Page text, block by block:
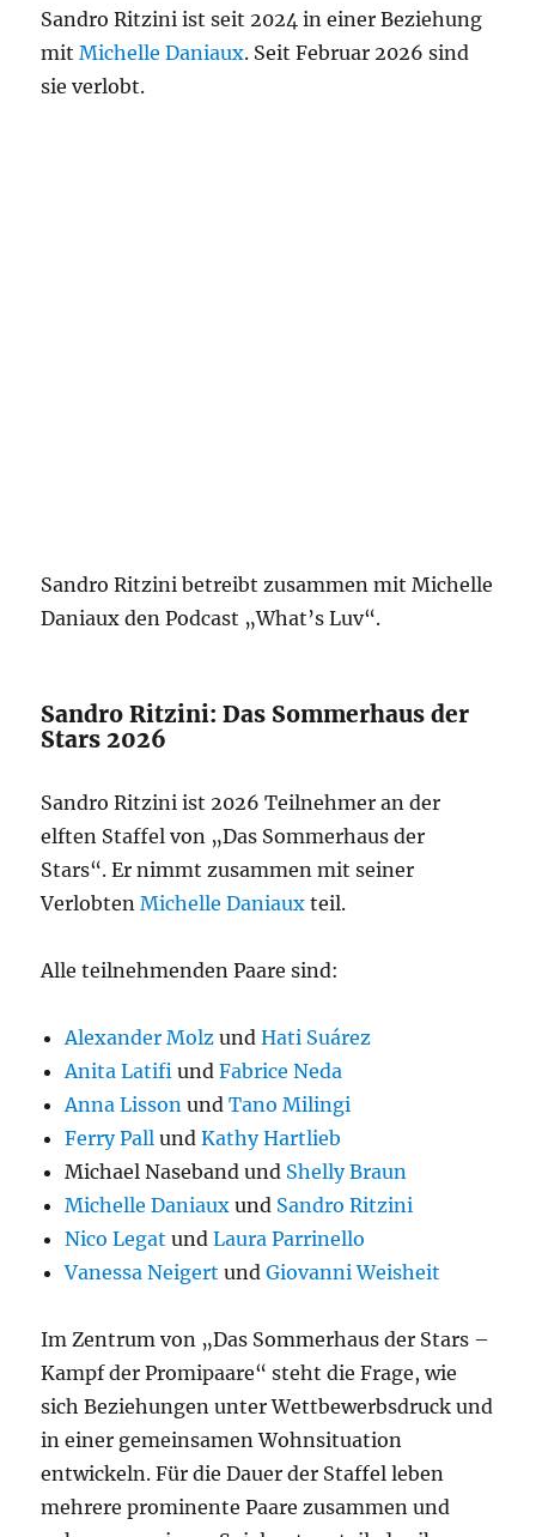
Sandro Ritzini ist seit 2024 in einer Beziehung
mitMichelle Daniaux. Seit Februar 2026 sind
sie verlobt.
Sandro Ritzini betreibt zusammen mit Michelle
Daniaux den Podcast „What’s Luv“.
Sandro Ritzini: Das Sommerhaus der
Stars 2026
Sandro Ritzini ist 2026 Teilnehmer an der
elften Staffel von „Das Sommerhaus der
Stars“. Er nimmt zusammen mit seiner
VerlobtenMichelle Daniaux teil.
Alle teilnehmenden Paare sind:
Alexander Molz undHati Suárez
Anita Latifi undFabrice Neda
Anna Lisson undTano Milingi
Ferry Pall undKathy Hartlieb
Michael Naseband und Shelly Braun
Michelle Daniaux und Sandro Ritzini
Nico Legat undLaura Parrinello
Vanessa Neigert undGiovanni Weisheit
Im Zentrum von „Das Sommerhaus der Stars –
Kampf der Promipaare“ steht die Frage, wie
sich Beziehungen unter Wettbewerbsdruck und
in einer gemeinsamen Wohnsituation
entwickeln. Für die Dauer der Staffel leben
mehrere prominente Paare zusammen und